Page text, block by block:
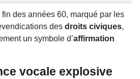
des années 60, marqué par les
des droits civiques,
un symbole d’affirmation
vocale explosive